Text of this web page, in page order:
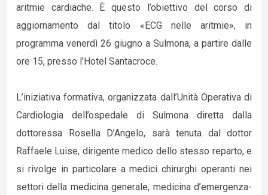
aritmie cardiache. È questo l’obiettivo del corso di
aggiornamento dal titolo «ECG nelle aritmie», in
programma venerdì 26 giugno a Sulmona, a partire dalle
ore 15, presso l’Hotel Santacroce.
L’iniziativa formativa, organizzata dall’Unità Operativa di
Cardiologia dell’ospedale di Sulmona diretta dalla
dottoressa Rosella D’Angelo, sarà tenuta dal dottor
Raffaele Luise, dirigente medico dello stesso reparto, e
si rivolge in particolare a medici chirurghi operanti nei
settori della medicina generale, medicina d’emergenza-